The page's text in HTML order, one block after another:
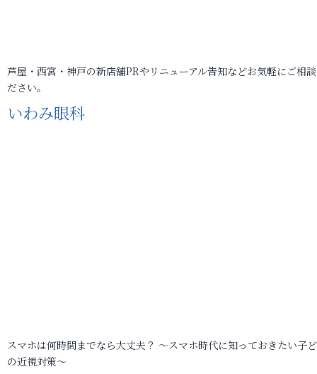
芦屋・西宮・神戸の新店舗PRやリニューアル告知などお気軽にご相
ださい。
いわみ眼科
スマホは何時間までなら大丈夫？ ～スマホ時代に知っておきたい子
の近視対策～